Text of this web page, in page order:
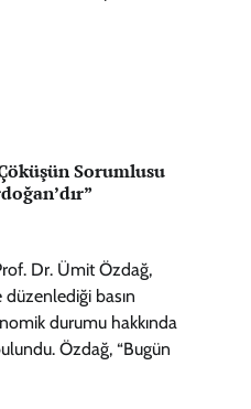
Sorumlusu
Dr. Ümit Özdağ,
düzenlediği basın
durumu hakkında
Özdağ, “Bugün